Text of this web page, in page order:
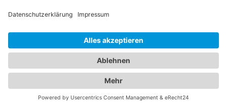
Kinderkrankheiten an. Mit ihrer Fachkompetenz
und ihrem einfühlsamen Umgang schaffen sie eine
vertrauensvolle Atmosphäre für Ihre Familie.
Vertrauen Sie auf unser Branchenportal, um den
besten Augenarzt undKinderarzt Böhl-Iggelheim
zu finden. Sorgen Sie dafür, dass die Gesundheit
Ihrer Augen und die Ihrer Familie in den besten
Händen sind.